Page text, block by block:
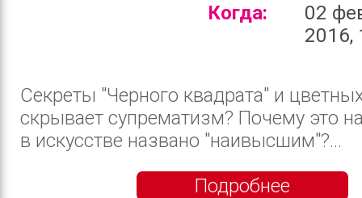
Когда:
02
2016,
Секреты "Черного квадрата" и
скрывает супрематизм? Почему это
в искусстве названо "наивысшим"?...
Подробнее